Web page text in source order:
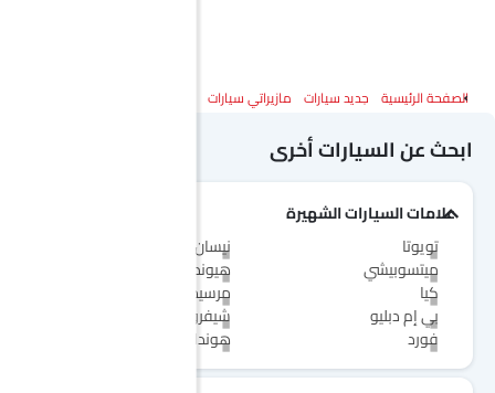
الصفحة الرئيسية جديد سيارات مازيراتي سيارات
ابحث عن السيارات أخرى
علامات السيارات الشهيرة
تويوتا
نيسان
ميتسوبيشي
هيونداي
كيا
مرسيدس-بنز
بي إم دبليو
شيفروليه
فورد
هوندا